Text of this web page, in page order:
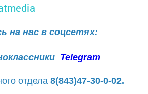
на нас в соцсетях:
Telegram
отдела 8(843)47-30-0-02.